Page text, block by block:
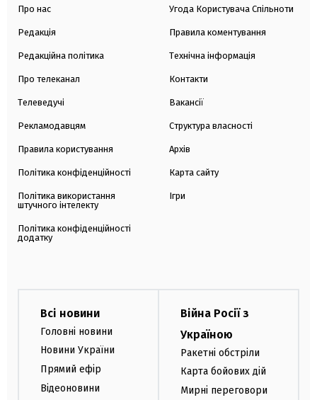
Про нас
Редакція
Редакційна політика
Про телеканал
Телеведучі
Рекламодавцям
Правила користування
Політика конфіденційності
Політика використання
штучного інтелекту
Політика конфіденційності
додатку
Угода Користувача Спільноти
Правила коментування
Технічна інформація
Контакти
Вакансії
Структура власності
Архів
Карта сайту
Ігри
Всі новини
Головні новини
Новини України
Прямий ефір
Відеоновини
Війна Росії з
Україною
Ракетні обстріли
Карта бойових дій
Мирні переговори